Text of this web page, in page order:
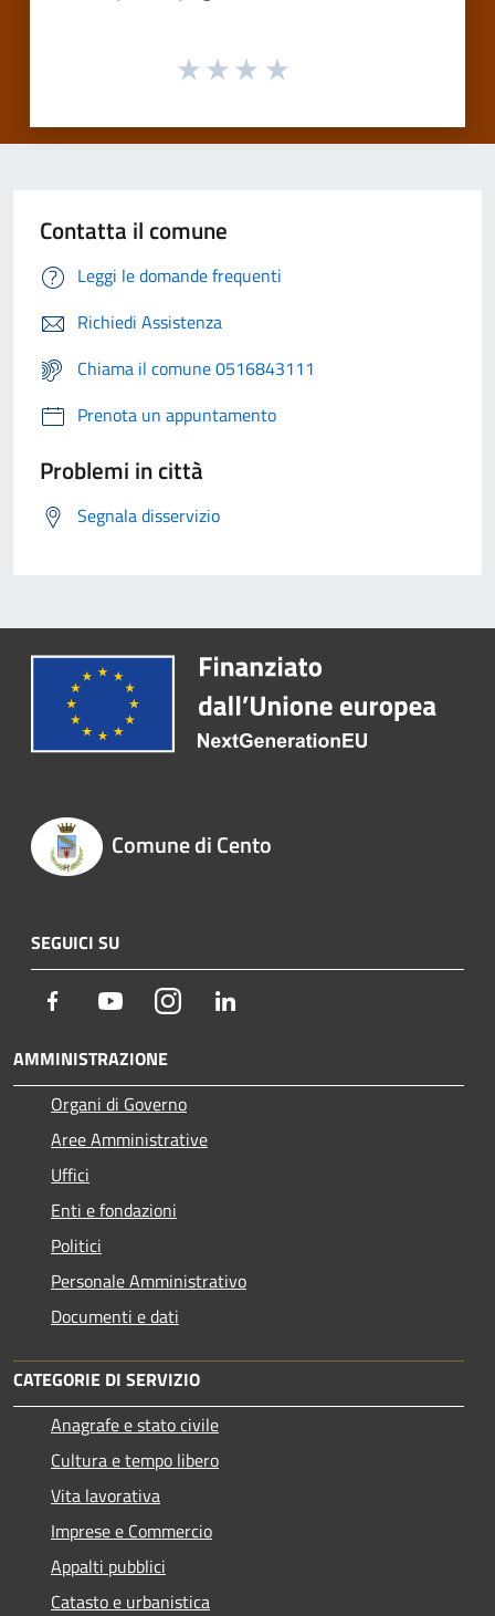
Contatta il comune
Leggi le domande frequenti
Richiedi Assistenza
Chiama il comune 0516843111
Prenota un appuntamento
Problemi in città
Segnala disservizio
Comune di Cento
SEGUICI SU
Facebook YoutubeInstagram
AMMINISTRAZIONE
Organi di Governo
Aree Amministrative
Uffici
Enti e fondazioni
Politici
Personale Amministrativo
Documenti e dati
CATEGORIE DI SERVIZIO
Anagrafe e stato civile
Cultura e tempo libero
Vita lavorativa
Imprese e Commercio
Appalti pubblici
Catasto e urbanistica